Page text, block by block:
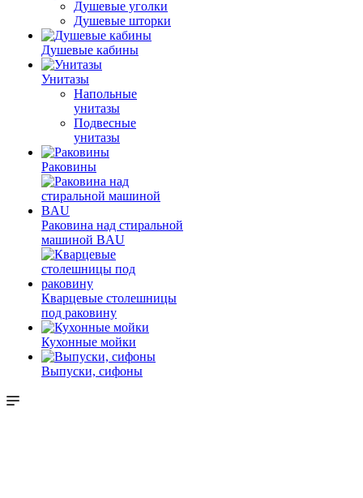
Душевые уголки
Душевые шторки
Душевые кабины
Унитазы
Напольные
унитазы
Подвесные
унитазы
Раковины
Раковина над стиральной
машиной BAU
Кварцевые столешницы
под раковину
Кухонные мойки
Выпуски, сифоны